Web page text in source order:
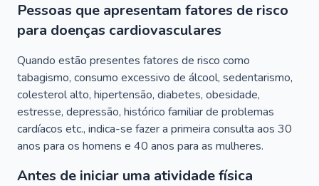
Pessoas que apresentam fatores de risco
para doenças cardiovasculares
Quando estão presentes fatores de risco como
tabagismo, consumo excessivo de álcool, sedentarismo,
colesterol alto, hipertensão, diabetes, obesidade,
estresse, depressão, histórico familiar de problemas
cardíacos etc., indica-se fazer a primeira consulta aos 30
anos para os homens e 40 anos para as mulheres.
Antes de iniciar uma atividade física